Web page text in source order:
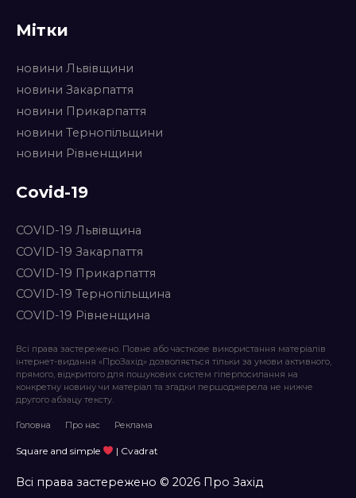
Мітки
новини Львівщини
новини Закарпаття
новини Прикарпаття
новини Тернопільщини
новини Рівненщини
Covid-19
COVID-19 Львівщина
COVID-19 Закарпаття
COVID-19 Прикарпаття
COVID-19 Тернопільщина
COVID-19 Рівненщина
Всі права застережено. Повне або часткове використання матеріалів
інтернет-видання «ПроЗахід» дозволяється тільки за умови активного,
прямого, відкритого для пошукових систем гіперпосилання на
конкретну новину чи матеріал та згадки першоджерела не нижче
другого абзацу тексту.
Головна Про нас Реклама
Square and simple | Cvadrat
Всі права застережено © 2026 Про Захід